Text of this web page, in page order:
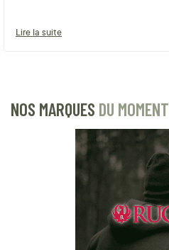
Lire la suite
NOS MARQUES DU MOMENT